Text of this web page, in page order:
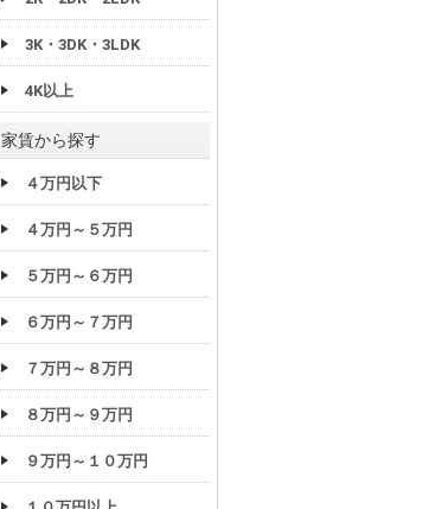
3K・3DK・3LDK
4K以上
家賃から探す
４万円以下
４万円～５万円
５万円～６万円
６万円～７万円
７万円～８万円
８万円～９万円
９万円～１０万円